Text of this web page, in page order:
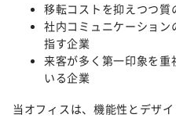
移転コストを抑えつつ質
社内コミュニケーション
指す企業
来客が多く第一印象を
いる企業
当オフィスは、機能性とデザ